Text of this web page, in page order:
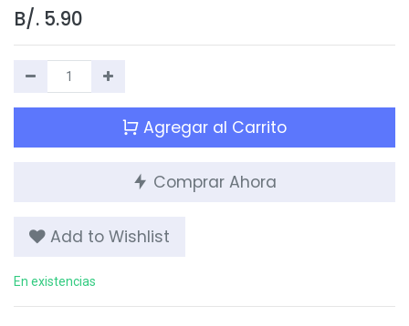
B/. 5.90
Agregar al Carrito
Comprar Ahora
Add to Wishlist
En existencias